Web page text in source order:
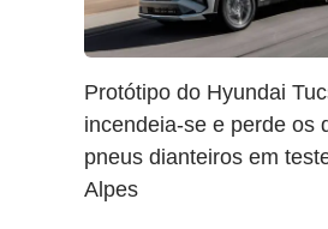
Protótipo do Hyundai
incendeia-se e perde os
pneus dianteiros em
Alpes